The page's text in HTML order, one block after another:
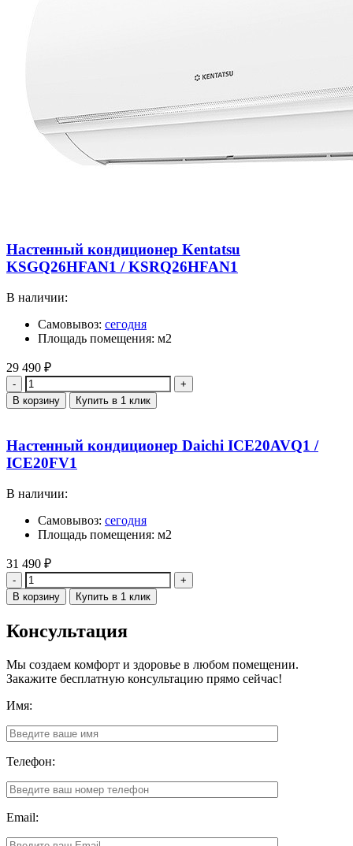
Настенный кондиционер Kentatsu
KSGQ26HFAN1 / KSRQ26HFAN1
В наличии:
Самовывоз: сегодня
Площадь помещения: м2
29 490 ₽
Количество
В корзину Купить в 1 клик
Настенный кондиционер Daichi ICE20AVQ1 /
ICE20FV1
В наличии:
Самовывоз: сегодня
Площадь помещения: м2
31 490 ₽
Количество
В корзину Купить в 1 клик
Консультация
Мы создаем комфорт и здоровье в любом помещении.
Закажите бесплатную консультацию прямо сейчас!
Имя:
Телефон:
Email: